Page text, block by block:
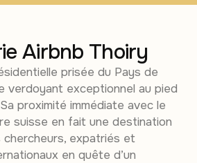
Airbnb Thoiry
prisée du Pays de
verdoyant exceptionnel au pied
proximité immédiate avec le
suisse en fait une destination
expatriés et
en quête d’un